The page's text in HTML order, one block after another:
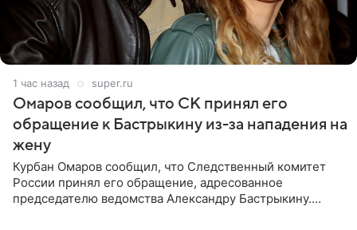
1 час назад super.ru
Омаров сообщил, что СК принял его
обращение к Бастрыкину из-за нападения на
жену
Курбан Омаров сообщил, что Следственный комитет
России принял его обращение, адресованное
председателю ведомства Александру Бастрыкину.